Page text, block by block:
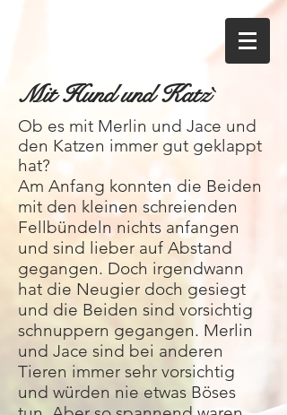
Mit Hund und Katz`
Ob es mit Merlin und Jace und
den Katzen immer gut geklappt
hat?
Am Anfang konnten die Beiden
mit den kleinen schreienden
Fellbündeln nichts anfangen
und sind lieber auf Abstand
gegangen. Doch irgendwann
hat die Neugier doch gesiegt
und die Beiden sind vorsichtig
schnuppern gegangen. Merlin
und Jace sind bei anderen
Tieren immer sehr vorsichtig
und würden nie etwas Böses